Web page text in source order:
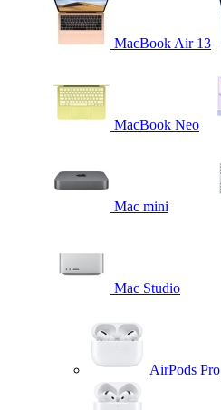
MacBook Air 13
MacBook Neo
Mac mini
Mac Studio
AirPods Pro